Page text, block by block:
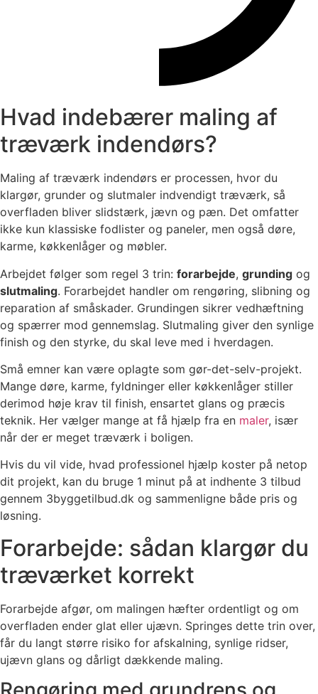
Hvad indebærer maling af
træværk indendørs?
Maling af træværk indendørs er processen, hvor du
klargør, grunder og slutmaler indvendigt træværk, så
overfladen bliver slidstærk, jævn og pæn. Det omfatter
ikke kun klassiske fodlister og paneler, men også døre,
karme, køkkenlåger og møbler.
Arbejdet følger som regel 3 trin: forarbejde, grunding og
slutmaling. Forarbejdet handler om rengøring, slibning og
reparation af småskader. Grundingen sikrer vedhæftning
og spærrer mod gennemslag. Slutmaling giver den synlige
finish og den styrke, du skal leve med i hverdagen.
Små emner kan være oplagte som gør-det-selv-projekt.
Mange døre, karme, fyldninger eller køkkenlåger stiller
derimod høje krav til finish, ensartet glans og præcis
teknik. Her vælger mange at få hjælp fra en maler, især
når der er meget træværk i boligen.
Hvis du vil vide, hvad professionel hjælp koster på netop
dit projekt, kan du bruge 1 minut på at indhente 3 tilbud
gennem 3byggetilbud.dk og sammenligne både pris og
løsning.
Forarbejde: sådan klargør du
træværket korrekt
Forarbejde afgør, om malingen hæfter ordentligt og om
overfladen ender glat eller ujævn. Springes dette trin over,
får du langt større risiko for afskalning, synlige ridser,
ujævn glans og dårligt dækkende maling.